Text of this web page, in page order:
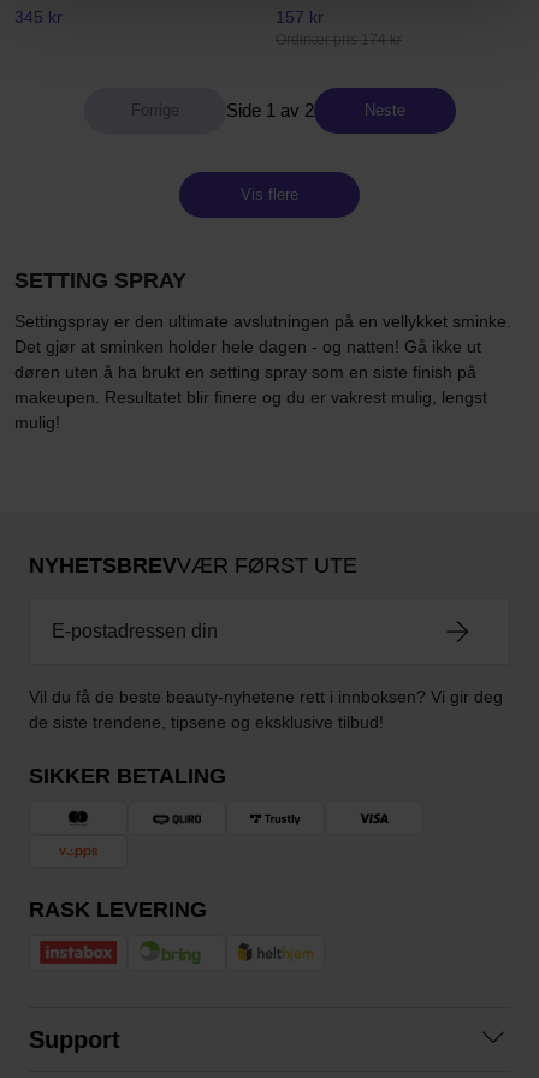
345 kr 157 kr
Ordinær pris 174 kr
Side 1 av 2 Neste
Vis flere
SETTING SPRAY
Settingspray er den ultimate avslutningen på en vellykket sminke.
Det gjør at sminken holder hele dagen - og natten! Gå ikke ut
døren uten å ha brukt en setting spray som en siste finish på
makeupen. Resultatet blir finere og du er vakrest mulig, lengst
mulig!
NYHETSBREVVÆR FØRST UTE
Vil du få de beste beauty-nyhetene rett i innboksen? Vi gir deg
de siste trendene, tipsene og eksklusive tilbud!
SIKKER BETALING
RASK LEVERING
Support